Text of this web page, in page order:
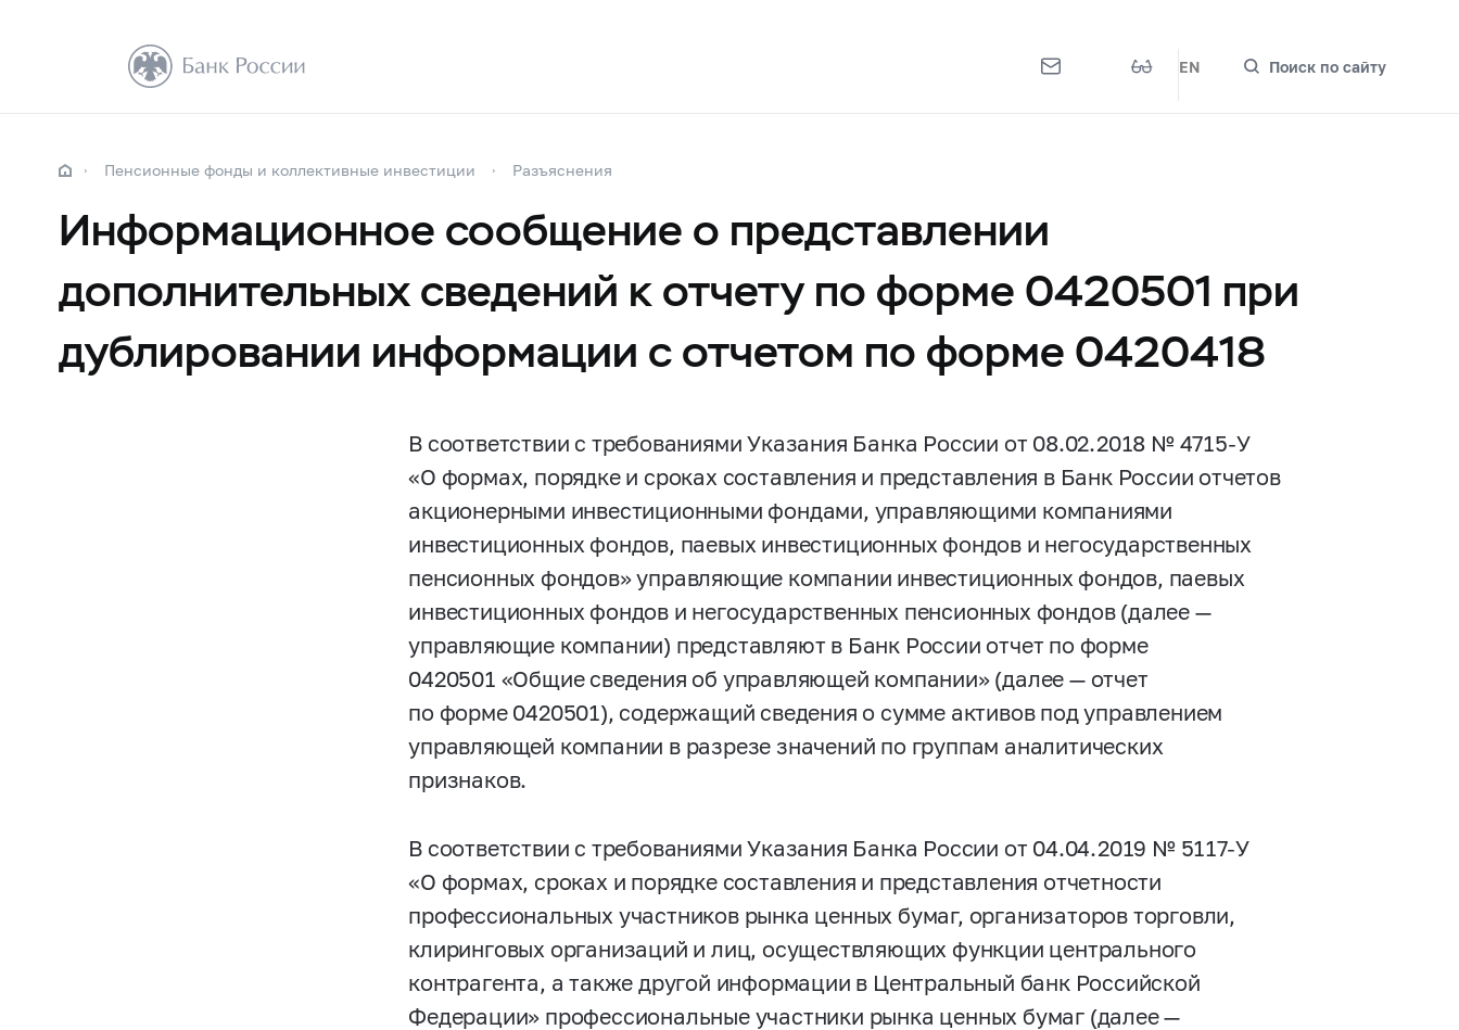
EN Поиск по сайту
Пенсионные фонды и коллективные инвестиции Разъяснения
Информационное сообщение о представлении
дополнительных сведений к отчету по форме 0420501 при
дублировании информации с отчетом по форме 0420418
В соответствии с требованиями Указания Банка России от 08.02.2018 № 4715-У
«О формах, порядке и сроках составления и представления в Банк России отчетов
акционерными инвестиционными фондами, управляющими компаниями
инвестиционных фондов, паевых инвестиционных фондов и негосударственных
пенсионных фондов» управляющие компании инвестиционных фондов, паевых
инвестиционных фондов и негосударственных пенсионных фондов (далее —
управляющие компании) представляют в Банк России отчет по форме
0420501 «Общие сведения об управляющей компании» (далее — отчет
по форме 0420501), содержащий сведения о сумме активов под управлением
управляющей компании в разрезе значений по группам аналитических
признаков.
В соответствии с требованиями Указания Банка России от 04.04.2019 № 5117-У
«О формах, сроках и порядке составления и представления отчетности
профессиональных участников рынка ценных бумаг, организаторов торговли,
клиринговых организаций и лиц, осуществляющих функции центрального
контрагента, а также другой информации в Центральный банк Российской
Федерации» профессиональные участники рынка ценных бумаг (далее —